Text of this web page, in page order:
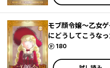
モブ顔令嬢～乙女
にどうしてこうな
180
ポイント